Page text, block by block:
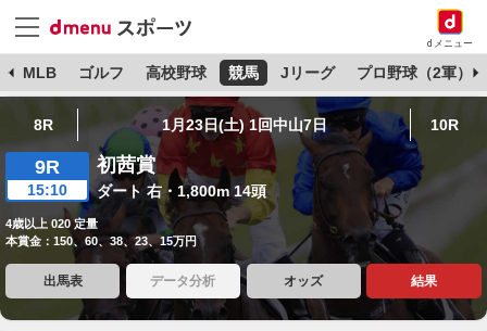
dメニュー
MLB ゴルフ 高校野球 競馬 Jリーグ プロ野球（2軍）
8R 1月23日(土) 1回中山7日 10R
9R
15:10
初茜賞
ダート 右・1,800m 14頭
4歳以上 020 定量
本賞金：150、60、38、23、15万円
出馬表 データ分析 オッズ 結果